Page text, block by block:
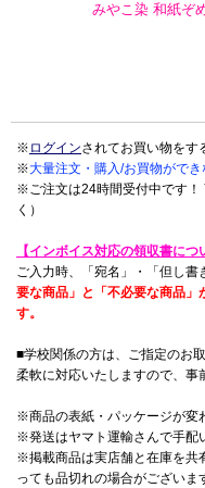
みやこ染 和紙ぞ
※ ログインされてお買い物をす
※大量注文・購入/お買物がで
※ご注文は24時間受付中です！
く）
【インボイス対応の領収書につ
ご入力時、「宛名」・「但し書
要な商品」と「不必要な商品」
す。
■学校関係の方は、ご指定のお
柔軟に対応いたしますので、事
※商品の表紙・パッケージが変
※発送はヤマト運輸さんで手配
※掲載商品は実店舗と在庫を共
っても品切れの場合がございま